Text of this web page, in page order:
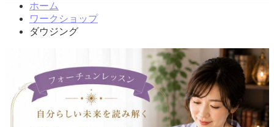
ホーム
ワークショップ
ダウジング